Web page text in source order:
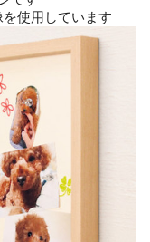
使用しています